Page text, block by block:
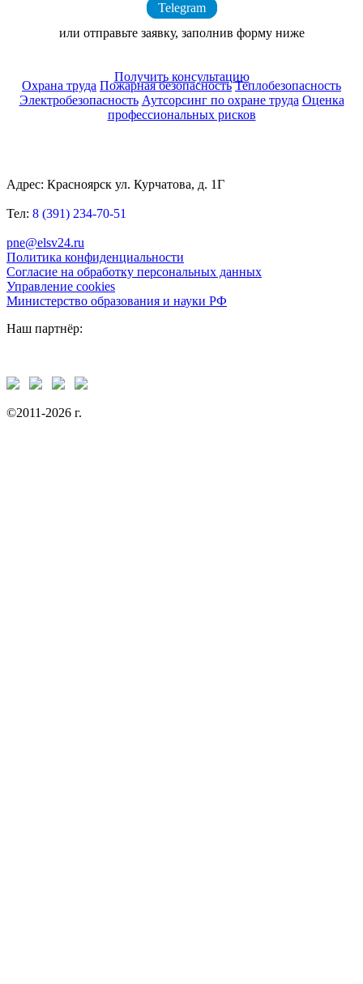
Telegram
или отправьте заявку, заполнив форму ниже
Получить консультацию
Охрана труда Пожарная безопасность Теплобезопасность
Электробезопасность Аутсорсинг по охране труда Оценка
профессиональных рисков
Адрес: Красноярск ул. Курчатова, д. 1Г
Тел: 8 (391) 234-70-51
pne@elsv24.ru
Политика конфиденциальности
Согласие на обработку персональных данных
Управление cookies
Министерство образования и науки РФ
Наш партнёр:
©2011-2026 г.